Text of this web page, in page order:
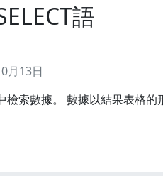
語
月13日
檢索數據。 數據以結果表格的